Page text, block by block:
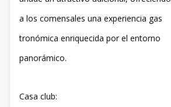
a los comensales una experiencia gas
tronómica enriquecida por el entorno
panorámico.
Casa club: